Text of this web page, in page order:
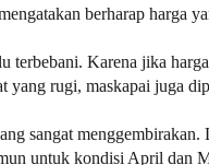
berharap harga
terbebani. Karena jika
yang rugi, maskapai juga
sangat
untuk kondisi April dan